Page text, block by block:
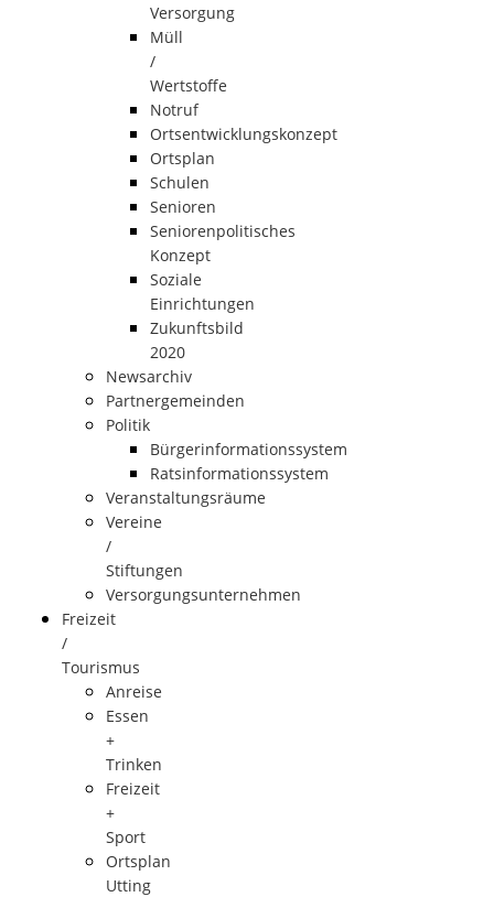
Versorgung
Müll
/
Wertstoffe
Notruf
Ortsentwicklungskonzept
Ortsplan
Schulen
Senioren
Seniorenpolitisches
Konzept
Soziale
Einrichtungen
Zukunftsbild
2020
Newsarchiv
Partnergemeinden
Politik
Bürgerinformationssystem
Ratsinformationssystem
Veranstaltungsräume
Vereine
/
Stiftungen
Versorgungsunternehmen
Freizeit
/
Tourismus
Anreise
Essen
+
Trinken
Freizeit
+
Sport
Ortsplan
Utting